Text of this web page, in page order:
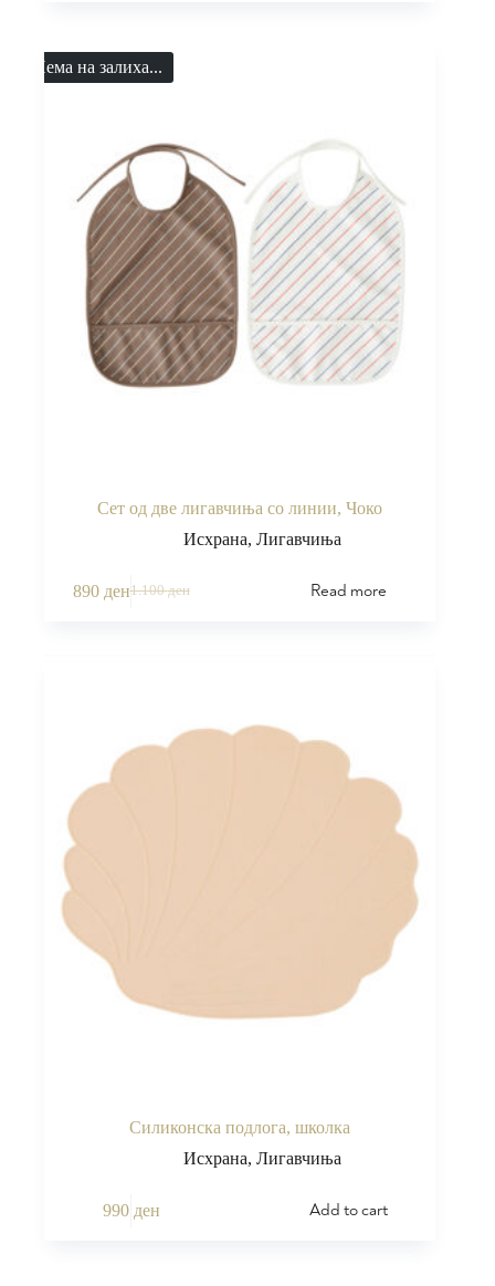
Нема на залиха...
Сет од две лигавчиња со линии, Чоко
Исхрана, Лигавчиња
1.100ден
890 ден Read more
Силиконска подлога, школка
Исхрана, Лигавчиња
990 ден Add to cart